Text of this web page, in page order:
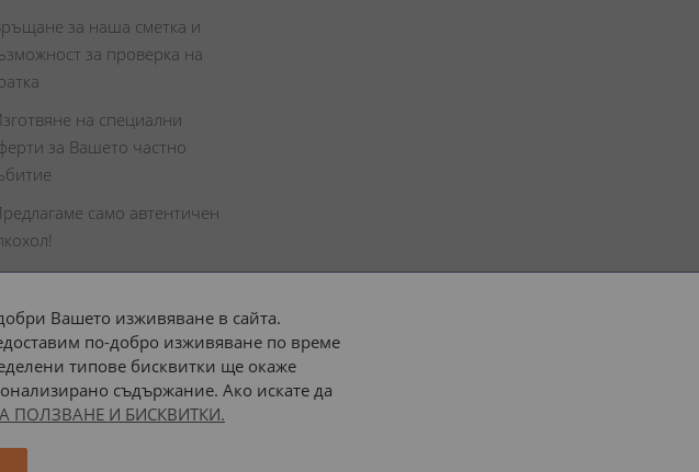
за наша сметка и
за проверка на
на специални
за Вашето частно
само автентичен
до адрес с: или наш транспорт
Вашето изживяване в сайта.
по-добро изживяване по време
типове бисквитки ще окаже
съдържание. Ако искате да
ПОЛЗВАНЕ И БИСКВИТКИ.